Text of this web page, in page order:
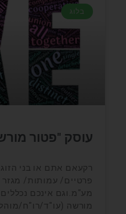
בלוג
עוסק "פטור
רקעאם אתם או בני
פרטיים/ עמותות/ מגזר
מע"מ.וגם אינכם
מורשה (עו"ד/רו"ח/